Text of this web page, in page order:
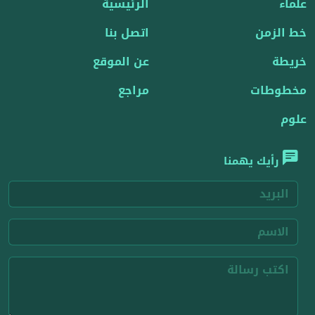
خط الزمن
خريطة
مخطوطات
علوم
اتصل بنا
عن الموقع
مراجع
رأيك يهمنا